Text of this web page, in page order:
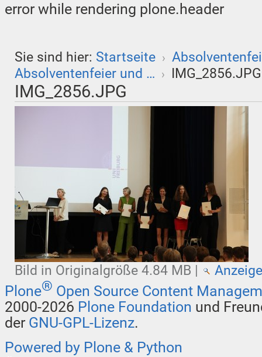
error while rendering plone.header
Sie sind hier: Startseite ›
Absolventenfeier und … › IMG_2856.JPG
IMG_2856.JPG
Bild in Originalgröße 4.84 MB |
Plone® Open Source Content
2000-2026 Plone Foundation und
der GNU-GPL-Lizenz.
Powered by Plone & Python